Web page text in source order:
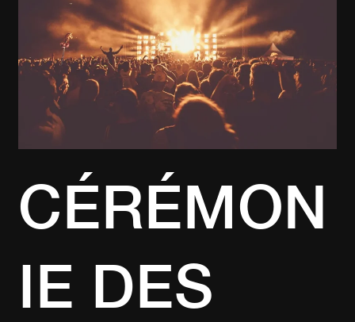
CÉRÉMON
IE DES
SONT
GRANDS
GAGNANTS